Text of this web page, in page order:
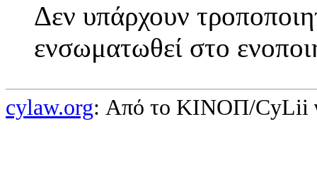
Δεν υπάρχουν
ενσωματωθεί στο
cylaw.org: Από το ΚΙΝOΠ/CyLii